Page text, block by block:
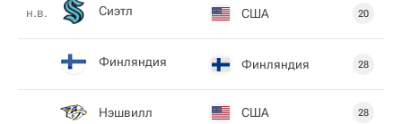
н.в. Сиэтл США 20
Финляндия Финляндия 28
Нэшвилл США 28